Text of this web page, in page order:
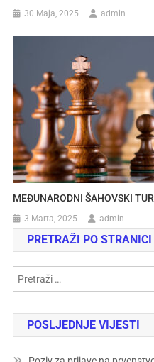
30 Maja, 2025 admin
MEĐUNARODNI ŠAHOVSKI
3 Marta, 2025 admin
PRETRAŽI PO STRANICI
POSLJEDNJE VIJESTI